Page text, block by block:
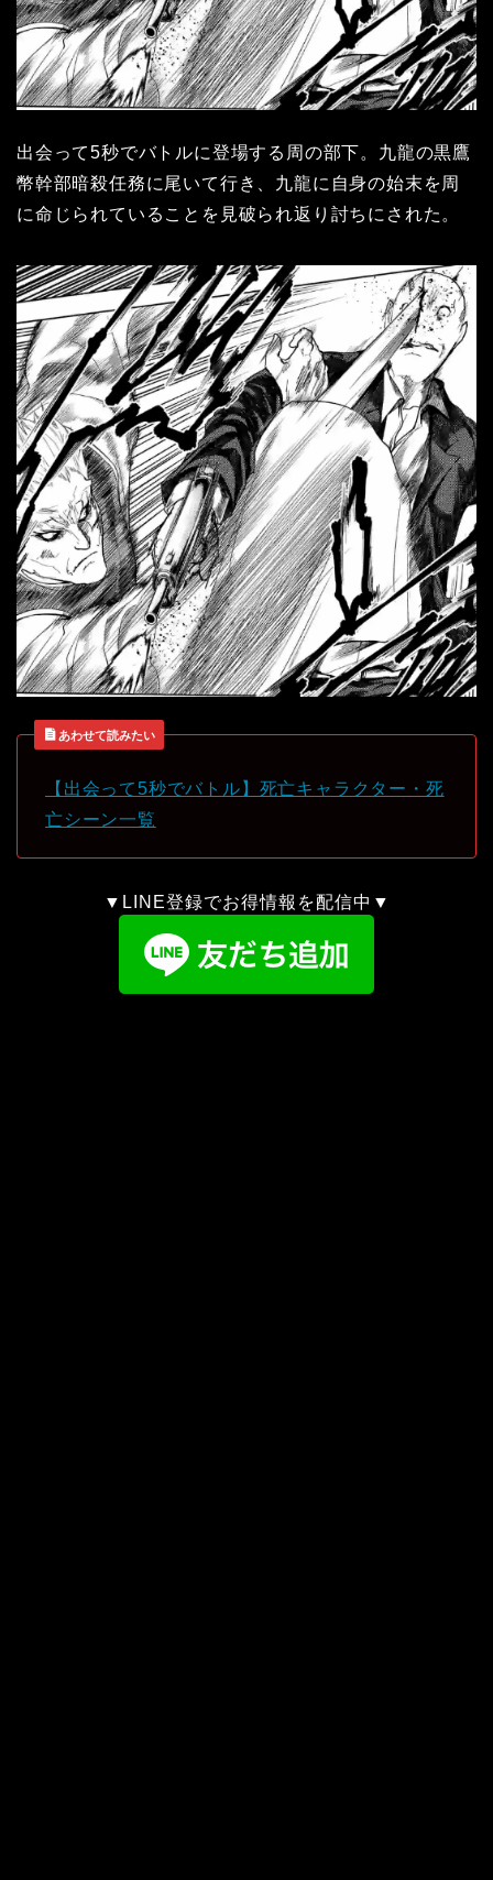
出会って5秒でバトルに登場する周の部下。九龍の黒鷹
幣幹部暗殺任務に尾いて行き、九龍に自身の始末を周
に命じられていることを見破られ返り討ちにされた。
あわせて読みたい
【出会って5秒でバトル】死亡キャラクター・死
亡シーン一覧
▼LINE登録でお得情報を配信中▼